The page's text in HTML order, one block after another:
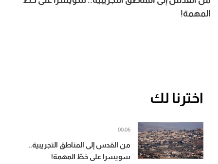
المهمة!
اخترنا لك
من القدس إلى المناطق التجريبية..
سويسرا على خطّ المهمة!
00:06